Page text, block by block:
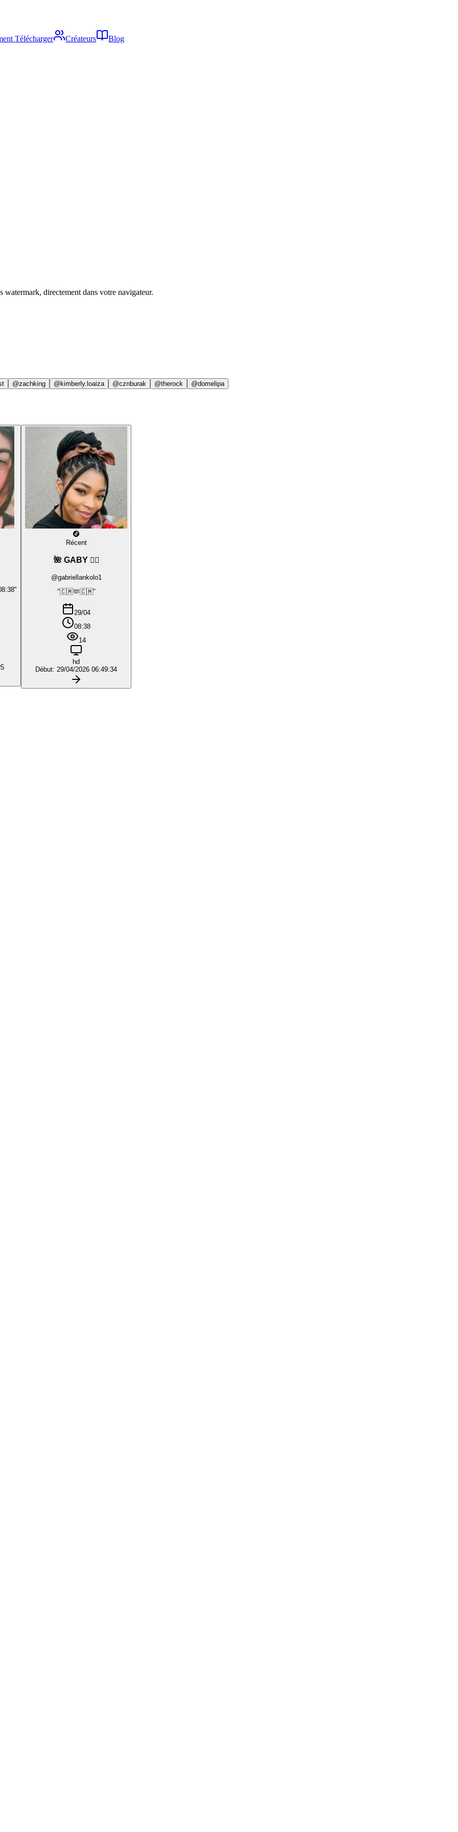
Télécharger Créateurs Blog
watermark, directement dans votre navigateur.
@zachking @kimberly.loaiza @cznburak @therock @domelipa
Récent
🌺 GABY ❤️‍🔥
@gabriellankolo1
"🇨🇲🫶🇨🇲"
29/04
08:38
14
hd
Début: 29/04/2026 06:49:34